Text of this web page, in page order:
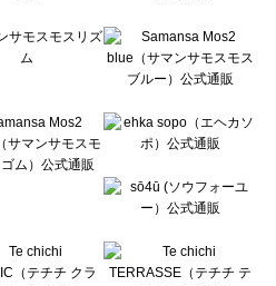
ムス一覧
ボトムス一覧
一覧